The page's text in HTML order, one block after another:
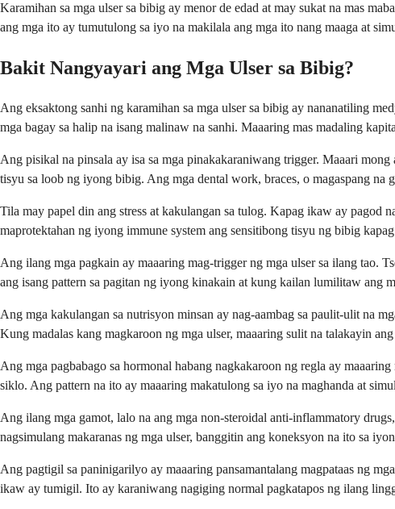
Karamihan sa mga ulser sa bibig ay menor de edad at may sukat na mas
ang mga ito ay tumutulong sa iyo na makilala ang mga ito nang maaga at
Bakit Nangyayari ang Mga Ulser sa Bibig?
Ang eksaktong sanhi ng karamihan sa mga ulser sa bibig ay nananatiling
mga bagay sa halip na isang malinaw na sanhi. Maaaring mas madaling
Ang pisikal na pinsala ay isa sa mga pinakakaraniwang trigger. Maaari
tisyu sa loob ng iyong bibig. Ang mga dental work, braces, o magaspang
Tila may papel din ang stress at kakulangan sa tulog. Kapag ikaw ay pagod
maprotektahan ng iyong immune system ang sensitibong tisyu ng bibig
Ang ilang mga pagkain ay maaaring mag-trigger ng mga ulser sa ilang tao.
ang isang pattern sa pagitan ng iyong kinakain at kung kailan lumilitaw ang
Ang mga kakulangan sa nutrisyon minsan ay nag-aambag sa paulit-ulit na
Kung madalas kang magkaroon ng mga ulser, maaaring sulit na talakayin
Ang mga pagbabago sa hormonal habang nagkakaroon ng regla ay
siklo. Ang pattern na ito ay maaaring makatulong sa iyo na maghanda at
Ang ilang mga gamot, lalo na ang mga non-steroidal anti-inflammatory
nagsimulang makaranas ng mga ulser, banggitin ang koneksyon na ito sa
Ang pagtigil sa paninigarilyo ay maaaring pansamantalang magpataas ng
ikaw ay tumigil. Ito ay karaniwang nagiging normal pagkatapos ng ilang